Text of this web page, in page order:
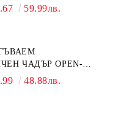
59.99лв.
ЧАДЪР OPEN-
TECHNOLOGY
48.88лв.